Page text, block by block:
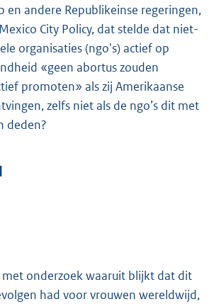
en andere Republikeinse regeringen,
City Policy, dat stelde dat niet-
organisaties (ngo's) actief op
«geen abortus zouden
promoten» als zij Amerikaanse
zelfs niet als de ngo’s dit met
deden?
met onderzoek waaruit blijkt dat dit
had voor vrouwen wereldwijd,